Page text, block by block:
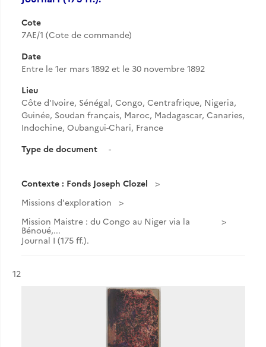
Cote
7AE/1 (Cote de commande)
Date
Entre le 1er mars 1892 et le 30 novembre 1892
Lieu
Côte d'Ivoire, Sénégal, Congo, Centrafrique, Nigeria,
Guinée, Soudan français, Maroc, Madagascar, Canaries,
Indochine, Oubangui-Chari, France
Type de document
-
Contexte : Fonds Joseph Clozel
Missions d'exploration
Mission Maistre : du Congo au Niger via la
Bénoué,...
Journal I (175 ff.).
Résultat n°
12